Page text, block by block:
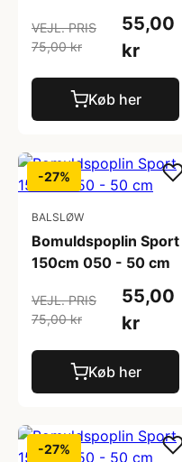
VEJL. PRIS
75,00 kr
55,00
kr
Køb her
-27%
BALSLØW
Bomuldspoplin Sport
150cm 050 - 50 cm
VEJL. PRIS
75,00 kr
55,00
kr
Køb her
-27%